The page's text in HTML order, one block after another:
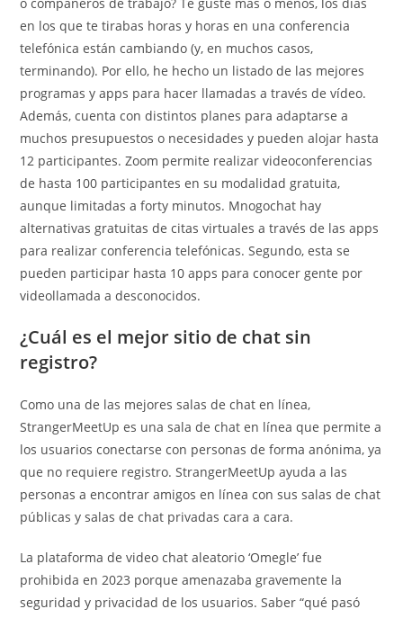
en los que te tirabas horas y horas en una conferencia
telefónica están cambiando (y, en muchos casos,
terminando). Por ello, he hecho un listado de las mejores
programas y apps para hacer llamadas a través de vídeo.
Además, cuenta con distintos planes para adaptarse a
muchos presupuestos o necesidades y pueden alojar hasta
12 participantes. Zoom permite realizar videoconferencias
de hasta 100 participantes en su modalidad gratuita,
aunque limitadas a forty minutos. Mnogochat hay
alternativas gratuitas de citas virtuales a través de las apps
para realizar conferencia telefónicas. Segundo, esta se
pueden participar hasta 10 apps para conocer gente por
videollamada a desconocidos.
¿Cuál es el mejor sitio de chat sin
registro?
Como una de las mejores salas de chat en línea,
StrangerMeetUp es una sala de chat en línea que permite a
los usuarios conectarse con personas de forma anónima, ya
que no requiere registro. StrangerMeetUp ayuda a las
personas a encontrar amigos en línea con sus salas de chat
públicas y salas de chat privadas cara a cara.
La plataforma de video chat aleatorio ‘Omegle’ fue
prohibida en 2023 porque amenazaba gravemente la
seguridad y privacidad de los usuarios. Saber “qué pasó